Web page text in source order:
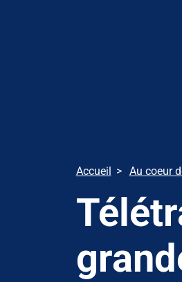
Accueil Au coeur